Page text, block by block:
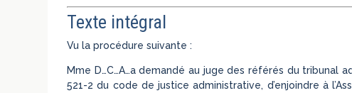
Texte intégral
Vu la procédure suivante :
Mme D…C…A…a demandé au juge des référés du tribunal
521-2 du code de justice administrative, d’enjoindre à